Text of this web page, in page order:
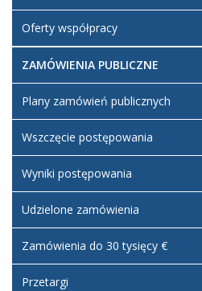
Oferty współpracy
ZAMÓWIENIA PUBLICZNE
Plany zamówień publicznych
Wszczęcie postępowania
Wyniki postępowania
Udzielone zamówienia
Zamówienia do 30 tysięcy €
Przetargi